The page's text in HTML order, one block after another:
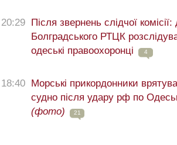
20:29 Після звернень слідчої комісії:
Болградського РТЦК
одеські правоохоронці
4
18:40 Морські прикордонники
судно після удару рф по
(фото)
21